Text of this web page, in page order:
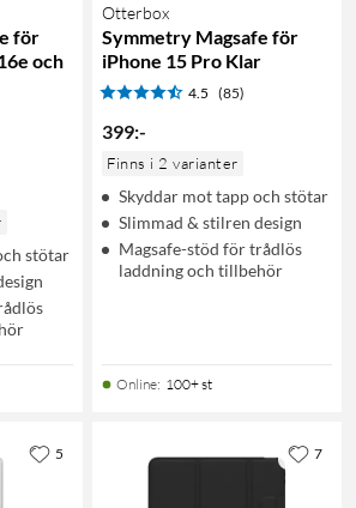
för
och
stötar
Otterbox
Symmetry Magsafe för
iPhone 15 Pro Klar
4.5 (85)
399:-
Finns i 2 varianter
Skyddar mot tapp och stötar
Slimmad & stilren design
Magsafe-stöd för trådlös
laddning och tillbehör
Online: 100+ st
5 7